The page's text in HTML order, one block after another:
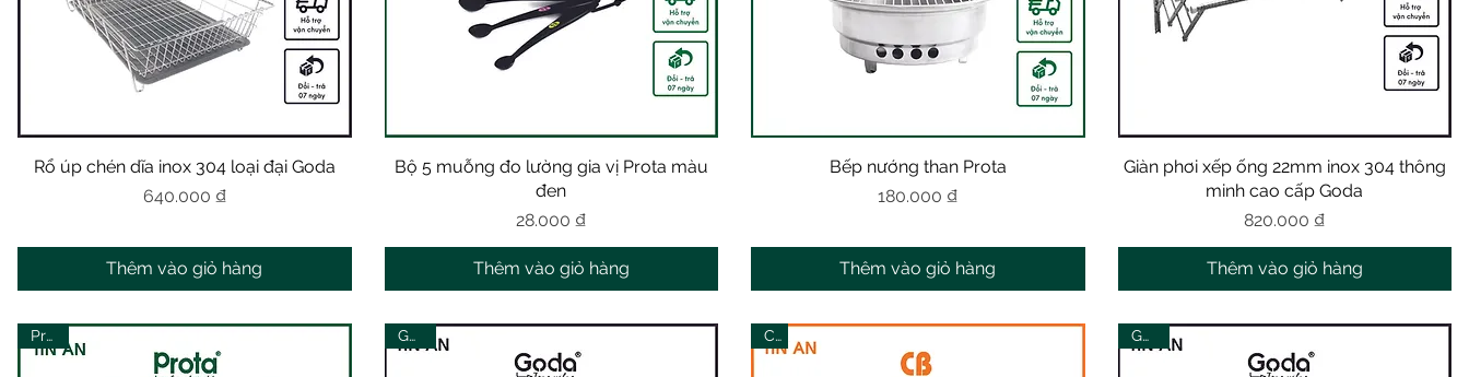
Xem nhanh
Rổ úp chén dĩa inox 304 loại đại Goda
Giá
640.000 ₫
Thêm vào giỏ hàng
Xem nhanh
Bộ 5 muỗng đo lường gia vị Prota màu
đen
Giá
28.000 ₫
Thêm vào giỏ hàng
Xem nhanh
Bếp nướng than Prota
Giá
180.000 ₫
Thêm vào giỏ hàng
Xem nhanh
Giàn phơi xếp ống 22mm inox 304 thông
minh cao cấp Goda
Giá
820.000 ₫
Thêm vào giỏ hàng
Prota Goda CB Goda